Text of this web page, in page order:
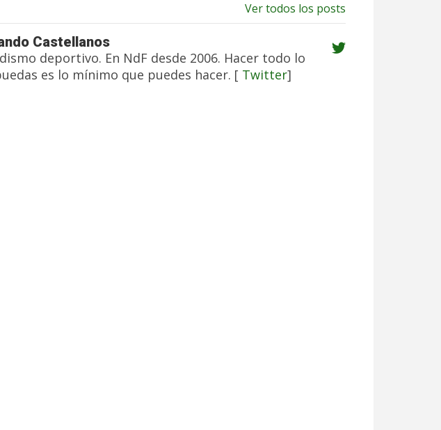
Ver todos los posts
Castellanos
deportivo. En NdF desde 2006. Hacer todo lo
es lo mínimo que puedes hacer. [ Twitter]